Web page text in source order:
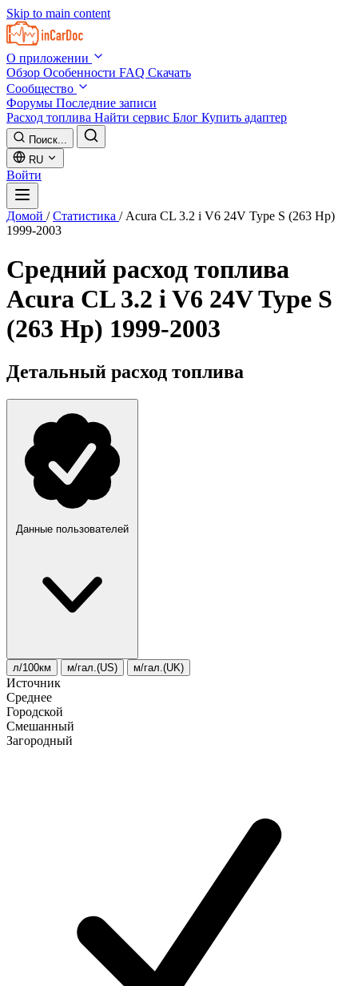
Skip to main content
О приложении
Обзор Особенности FAQ Скачать
Сообщество
Форумы Последние записи
Расход топлива Найти сервис Блог Купить адаптер
Поиск...
RU
Войти
Домой / Статистика / Acura CL 3.2 i V6 24V Type S (263 Hp)
1999-2003
Средний расход топлива
Acura CL 3.2 i V6 24V Type S
(263 Hp) 1999-2003
Детальный расход топлива
Данные пользователей
л/100км м/гал.(US) м/гал.(UK)
Источник
Среднее
Городской
Смешанный
Загородный